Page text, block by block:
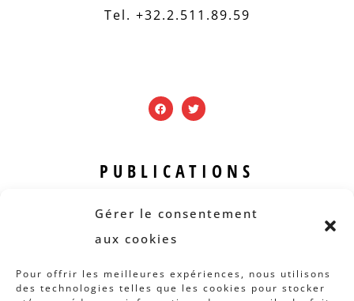
Gérer le consentement
aux cookies
Pour offrir les meilleures expériences, nous utilisons
des technologies telles que les cookies pour stocker
Tel. +32.2.511.89.59
PUBLICATIONS
Revue B.I.S.
Rapports et analyses
Articles